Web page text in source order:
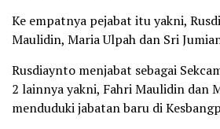
Ke empatnya pejabat itu yakni,
Maulidin, Maria Ulpah dan Sri
Rusdiaynto menjabat sebagai
2 lainnya yakni, Fahri Maulidin dan
menduduki jabatan baru di